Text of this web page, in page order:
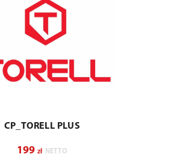
CP_TORELL PLUS
199 zł NETTO